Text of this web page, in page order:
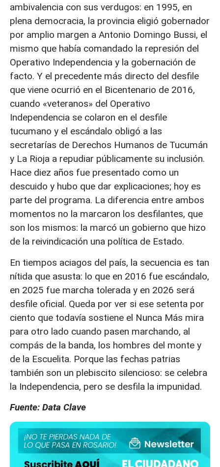
ambivalencia con sus verdugos: en 1995, en
plena democracia, la provincia eligió gobernador
por amplio margen a Antonio Domingo Bussi, el
mismo que había comandado la represión del
Operativo Independencia y la gobernación de
facto. Y el precedente más directo del desfile
que viene ocurrió en el Bicentenario de 2016,
cuando «veteranos» del Operativo
Independencia se colaron en el desfile
tucumano y el escándalo obligó a las
secretarías de Derechos Humanos de Tucumán
y La Rioja a repudiar públicamente su inclusión.
Hace diez años fue presentado como un
descuido y hubo que dar explicaciones; hoy es
parte del programa. La diferencia entre ambos
momentos no la marcaron los desfilantes, que
son los mismos: la marcó un gobierno que hizo
de la reivindicación una política de Estado.
En tiempos aciagos del país, la secuencia es tan
nítida que asusta: lo que en 2016 fue escándalo,
en 2025 fue marcha tolerada y en 2026 será
desfile oficial. Queda por ver si ese setenta por
ciento que todavía sostiene el Nunca Más mira
para otro lado cuando pasen marchando, al
compás de la banda, los hombres del monte y
de la Escuelita. Porque las fechas patrias
también son un plebiscito silencioso: se celebra
la Independencia, pero se desfila la impunidad.
Fuente: Data Clave